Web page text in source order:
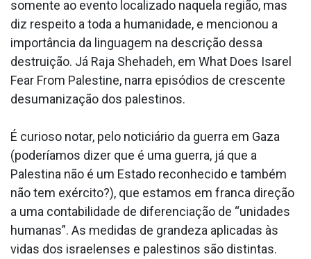
somente ao evento localizado naquela região, mas
diz respeito a toda a humanidade, e mencionou a
importância da linguagem na descrição dessa
destruição. Já Raja Shehadeh, em What Does Isarel
Fear From Palestine, narra episódios de crescente
desumanização dos palestinos.
É curioso notar, pelo noticiário da guerra em Gaza
(poderíamos dizer que é uma guerra, já que a
Palestina não é um Estado reconhecido e também
não tem exército?), que estamos em franca direção
a uma contabilidade de diferenciação de “unidades
humanas”. As medidas de grandeza aplicadas às
vidas dos israelenses e palestinos são distintas.